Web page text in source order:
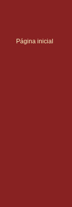
Página inicial